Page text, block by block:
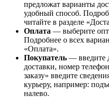
предложат варианты
удобный способ.
читайте в разделе
Оплата — выберите
Подробнее о всех
«Оплата».
Покупатель — введите
доставки, номер
заказу» введите
курьеру, например:
налево.